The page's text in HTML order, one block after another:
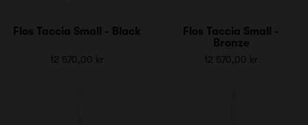
Flos Taccia Small - Black
12 570,00 kr
Flos Taccia Small -
Bronze
12 570,00 kr